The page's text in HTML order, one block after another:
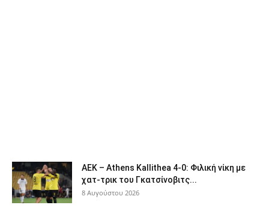
ΑΕΚ – Athens Kallithea 4-0: Φιλική νίκη με
χατ-τρικ του Γκατσίνοβιτς...
8 Αυγούστου 2026